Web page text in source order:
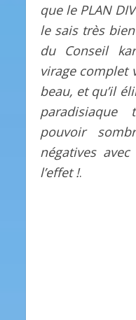
que le PLAN
le sais très
du Conseil
virage complet
beau, et qu’il
pouvoir
négatives
l’effet !.